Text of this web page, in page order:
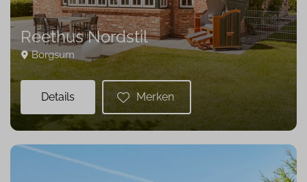
Reethus Nordstil
Borgsum
Details Merken